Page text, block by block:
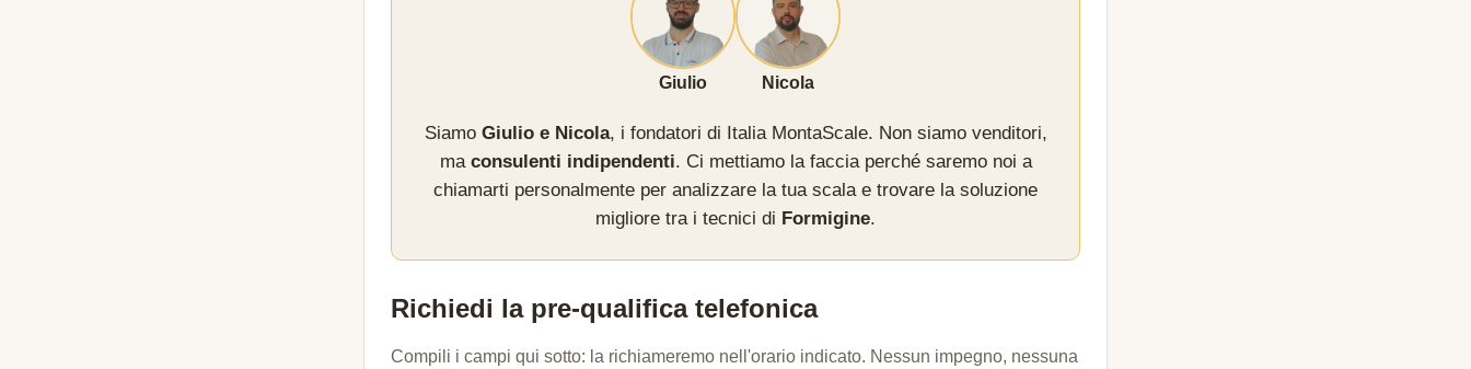
Giulio Nicola
Siamo Giulio e Nicola, i fondatori di Italia MontaScale. Non siamo venditori,
ma consulenti indipendenti. Ci mettiamo la faccia perché saremo noi a
chiamarti personalmente per analizzare la tua scala e trovare la soluzione
migliore tra i tecnici di Formigine.
Richiedi la pre-qualifica telefonica
Compili i campi qui sotto: la richiameremo nell'orario indicato. Nessun impegno, nessuna